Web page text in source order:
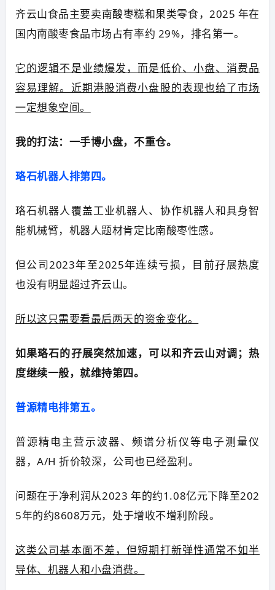
齐云山食品主要卖南酸枣糕和果类零食，2025 年在
国内南酸枣食品市场占有率约 29%，排名第一。
它的逻辑不是业绩爆发，而是低价、小盘、消费品
容易理解。近期港股消费小盘股的表现也给了市场
一定想象空间。
我的打法：一手博小盘，不重仓。
珞石机器人排第四。
珞石机器人覆盖工业机器人、协作机器人和具身智
能机械臂，机器人题材肯定比南酸枣性感。
但公司2023年至2025年连续亏损，目前孖展热度
也没有明显超过齐云山。
所以这只需要看最后两天的资金变化。
如果珞石的孖展突然加速，可以和齐云山对调；热
度继续一般，就维持第四。
普源精电排第五。
普源精电主营示波器、频谱分析仪等电子测量仪
器，A/H 折价较深，公司也已经盈利。
问题在于净利润从2023 年的约1.08亿元下降至202
5年的约8608万元，处于增收不增利阶段。
这类公司基本面不差，但短期打新弹性通常不如半
导体、机器人和小盘消费。